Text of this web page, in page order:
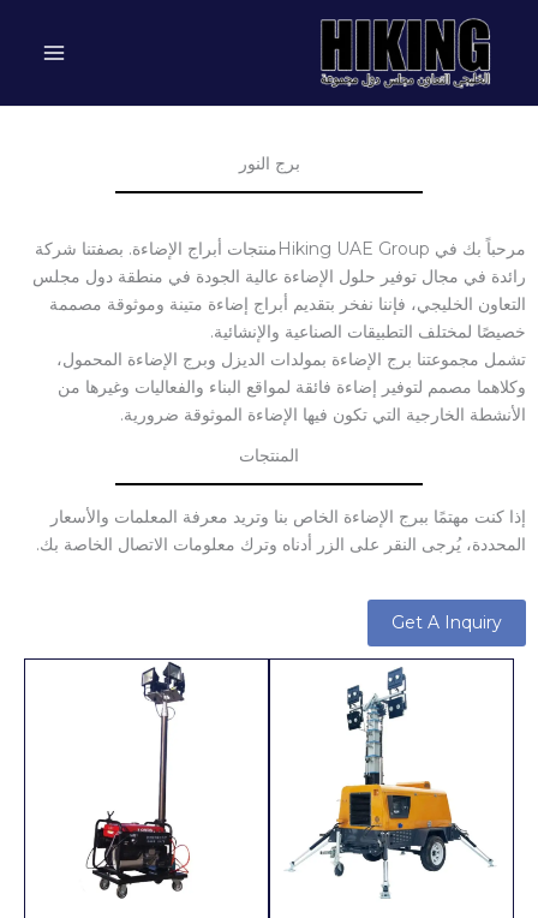
المحتوى
برج النور
مرحباً بك في Hiking UAE Groupمنتجات أبراج الإضاءة. بصفتنا شركة
رائدة في مجال توفير حلول الإضاءة عالية الجودة في منطقة دول مجلس
التعاون الخليجي، فإننا نفخر بتقديم أبراج إضاءة متينة وموثوقة مصممة
خصيصًا لمختلف التطبيقات الصناعية والإنشائية.
تشمل مجموعتنا برج الإضاءة بمولدات الديزل وبرج الإضاءة المحمول،
وكلاهما مصمم لتوفير إضاءة فائقة لمواقع البناء والفعاليات وغيرها من
الأنشطة الخارجية التي تكون فيها الإضاءة الموثوقة ضرورية.
المنتجات
إذا كنت مهتمًا ببرج الإضاءة الخاص بنا وتريد معرفة المعلمات والأسعار
المحددة، يُرجى النقر على الزر أدناه وترك معلومات الاتصال الخاصة بك.
Get A Inquiry